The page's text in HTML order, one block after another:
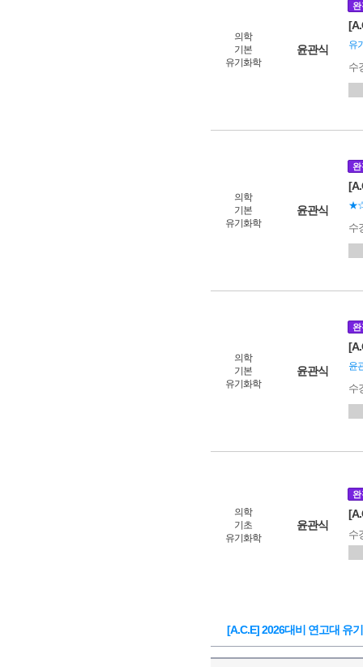
의학
기본
유기화학
윤관식
완
유
수
의학
기본
유기화학
윤관식
완
수
의학
기본
유기화학
윤관식
완
윤
수
의학
기초
유기화학
윤관식
완
수
[A.C.E] 2026대비 연고대 유